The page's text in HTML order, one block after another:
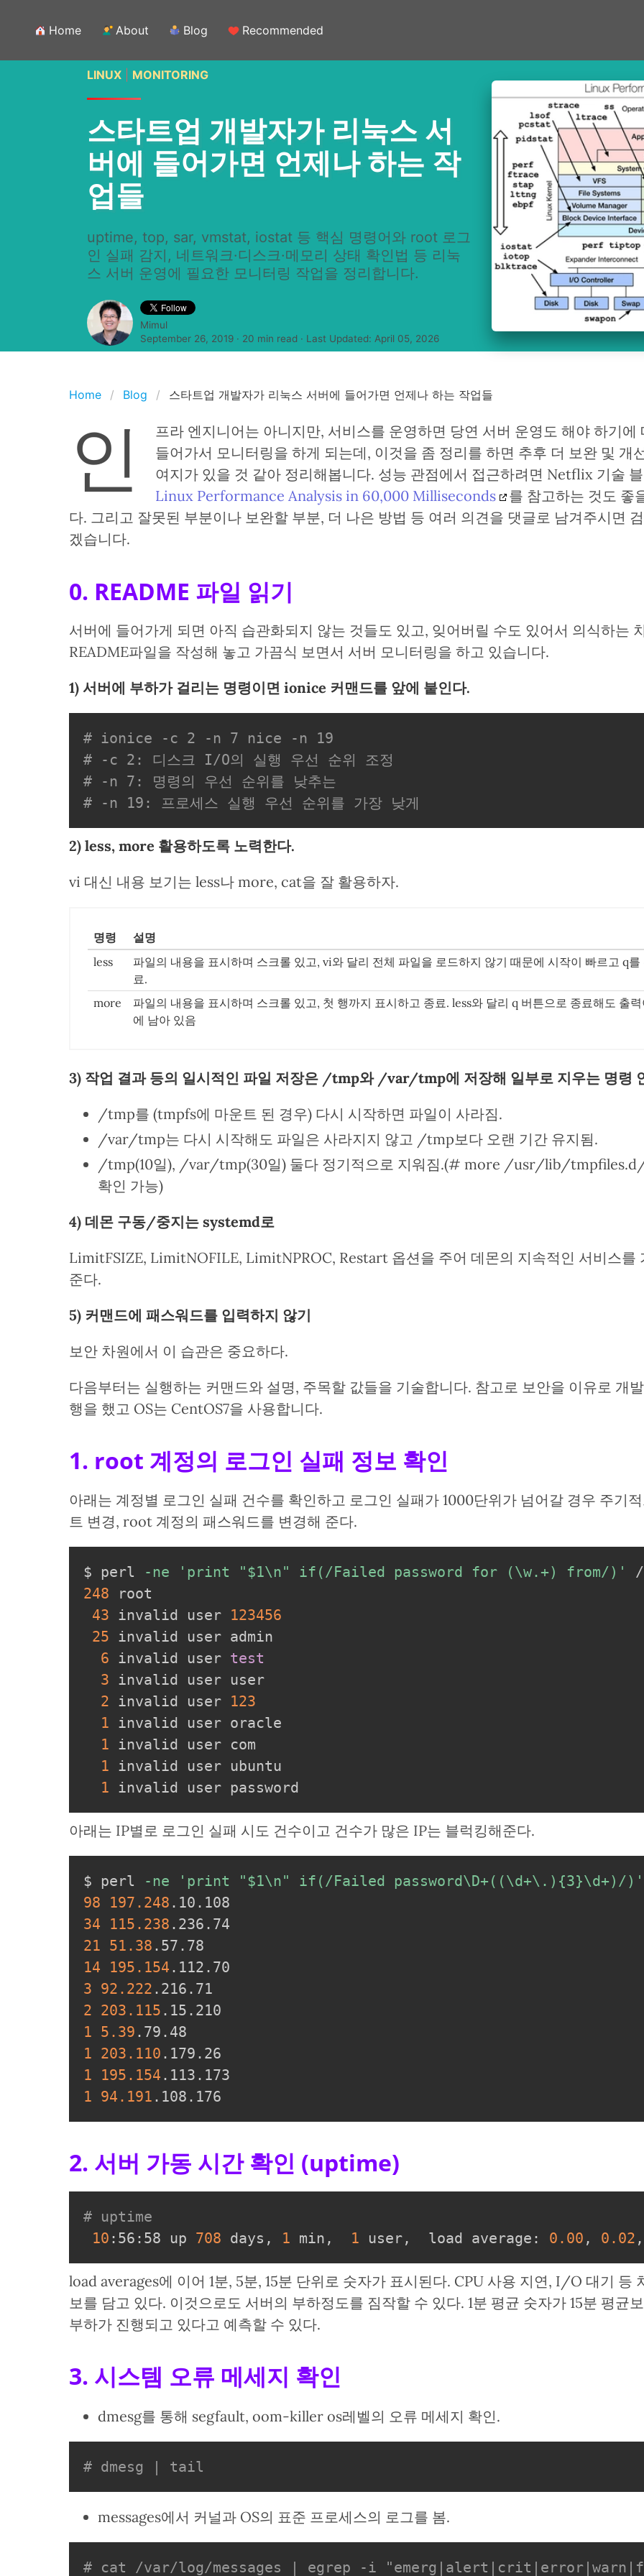
Home About Blog Recommended
LINUX MONITORING
스타트업 개발자가 리눅스 서
버에 들어가면 언제나 하는 작
업들
uptime, top, sar, vmstat, iostat 등 핵심 명령어와 root 로그
인 실패 감지, 네트워크·디스크·메모리 상태 확인법 등 리눅
스 서버 운영에 필요한 모니터링 작업을 정리합니다.
Mimul
September 26, 2019· 20 min read · Last Updated: April 05, 2026
Home Blog 스타트업 개발자가 리눅스 서버에 들어가면 언제나 하는 작업들
인
프라 엔지니어는 아니지만, 서비스를 운영하면 당연 서버 운영도 해야 하기에
들어가서 모니터링을 하게 되는데, 이것을 좀 정리를 하면 추후 더 보완 및 개
여지가 있을 것 같아 정리해봅니다. 성능 관점에서 접근하려면 Netflix 기술
Linux Performance Analysis in 60,000 Milliseconds
를 참고하는 것도 좋
다. 그리고 잘못된 부분이나 보완할 부분, 더 나은 방법 등 여러 의견을 댓글로 남겨주시면
겠습니다.
0. README 파일 읽기
서버에 들어가게 되면 아직 습관화되지 않는 것들도 있고, 잊어버릴 수도 있어서 의식하는
README파일을 작성해 놓고 가끔식 보면서 서버 모니터링을 하고 있습니다.
1) 서버에 부하가 걸리는 명령이면 ionice 커맨드를 앞에 붙인다.
# ionice -c 2 -n 7 nice -n 19
# -c 2: 디스크 I/O의 실행 우선 순위 조정
# -n 7: 명령의 우선 순위를 낮추는
# -n 19: 프로세스 실행 우선 순위를 가장 낮게
2) less, more 활용하도록 노력한다.
vi 대신 내용 보기는 less나 more, cat을 잘 활용하자.
명령
설명
less
파일의 내용을 표시하며 스크롤 있고, vi와 달리 전체 파일을 로드하지 않기 때문에 시작이 빠르고 q를
료.
more
파일의 내용을 표시하며 스크롤 있고, 첫 행까지 표시하고 종료. less와 달리 q 버튼으로 종료해도 출
에 남아 있음
3) 작업 결과 등의 일시적인 파일 저장은 /tmp와 /var/tmp에 저장해 일부로 지우는 명령
/tmp를 (tmpfs에 마운트 된 경우) 다시 시작하면 파일이 사라짐.
/var/tmp는 다시 시작해도 파일은 사라지지 않고 /tmp보다 오랜 기간 유지됨.
/tmp(10일), /var/tmp(30일) 둘다 정기적으로 지워짐.(# more /usr/lib/
확인 가능)
4) 데몬 구동/중지는 systemd로
LimitFSIZE, LimitNOFILE, LimitNPROC, Restart 옵션을 주어 데몬의 지속적인 서비스를
준다.
5) 커맨드에 패스워드를 입력하지 않기
보안 차원에서 이 습관은 중요하다.
다음부터는 실행하는 커맨드와 설명, 주목할 값들을 기술합니다. 참고로 보안을 이유로 개
행을 했고 OS는 CentOS7을 사용합니다.
1. root 계정의 로그인 실패 정보 확인
아래는 계정별 로그인 실패 건수를 확인하고 로그인 실패가 1000단위가 넘어갈 경우 주기
트 변경, root 계정의 패스워드를 변경해 준다.
$ perl -ne 'print "$1\n" if(/Failed password for (\w.+) from/)' /
248 root
43 invalid user 123456
25 invalid user admin
6 invalid user test
3 invalid user user
2 invalid user 123
1 invalid user oracle
1 invalid user com
1 invalid user ubuntu
1 invalid user password
아래는 IP별로 로그인 실패 시도 건수이고 건수가 많은 IP는 블럭킹해준다.
$ perl -ne 'print "$1\n" if(/Failed password\D+((\d+\.){3}\d+)/)'
98
197.248
34
115.238
21 51.38
14
195.154
3 92.222
2 203.115
1 5.39
1 203.110
1
195.154
1 94.191 .108.176
2. 서버 가동 시간 확인 (uptime)
# uptime
10 :56:58 up 708 days, 1 min, 1 user,  load average: 0.00 , 0.02 ,
load averages에 이어 1분, 5분, 15분 단위로 숫자가 표시된다. CPU 사용 지연, I/O 대기 등
보를 담고 있다. 이것으로도 서버의 부하정도를 짐작할 수 있다. 1분 평균 숫자가 15분 평균
부하가 진행되고 있다고 예측할 수 있다.
3. 시스템 오류 메세지 확인
dmesg를 통해 segfault, oom-killer os레벨의 오류 메세지 확인.
# dmesg | tail
messages에서 커널과 OS의 표준 프로세스의 로그를 봄.
# cat /var/log/messages | egrep -i